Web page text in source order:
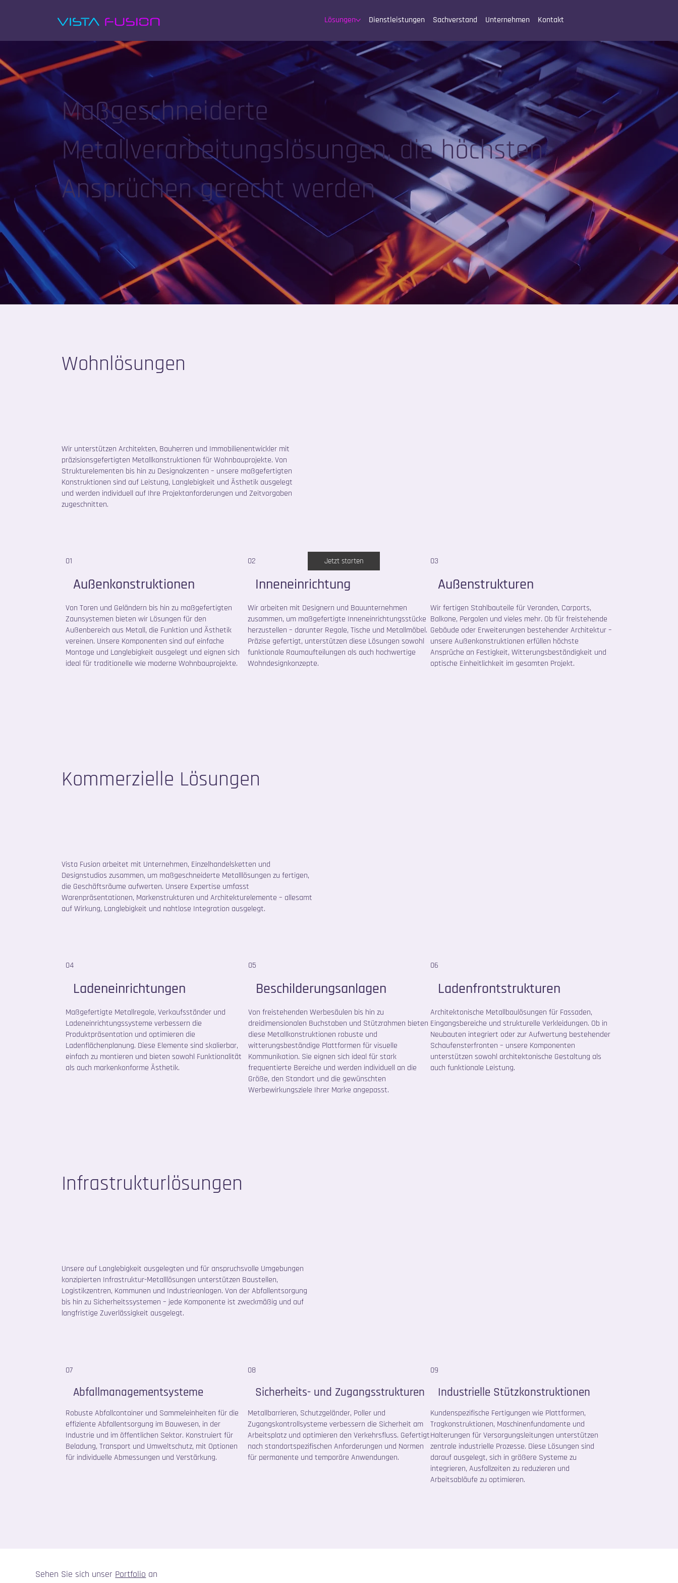
Lösungen Dienstleistungen Sachverstand Unternehmen Kontakt
Maßgeschneiderte
Metallverarbeitungslösungen, die höchsten
Ansprüchen gerecht werden
Infrastrukturlösungen
Unsere auf Langlebigkeit ausgelegten und für anspruchsvolle Umgebungen
konzipierten Infrastruktur-Metalllösungen unterstützen Baustellen,
Logistikzentren, Kommunen und Industrieanlagen. Von der Abfallentsorgung
bis hin zu Sicherheitssystemen – jede Komponente ist zweckmäßig und auf
langfristige Zuverlässigkeit ausgelegt.
07
Abfallmanagementsysteme
Robuste Abfallcontainer und Sammeleinheiten für die
effiziente Abfallentsorgung im Bauwesen, in der
Industrie und im öffentlichen Sektor. Konstruiert für
Beladung, Transport und Umweltschutz, mit Optionen
für individuelle Abmessungen und Verstärkung.
08
Sicherheits- und Zugangsstrukturen
Metallbarrieren, Schutzgeländer, Poller und
Zugangskontrollsysteme verbessern die Sicherheit am
Arbeitsplatz und optimieren den Verkehrsfluss. Gefertigt
nach standortspezifischen Anforderungen und Normen
für permanente und temporäre Anwendungen.
09
Industrielle Stützkonstruktionen
Kundenspezifische Fertigungen wie Plattformen,
Tragkonstruktionen, Maschinenfundamente und
Halterungen für Versorgungsleitungen unterstützen
zentrale industrielle Prozesse. Diese Lösungen sind
darauf ausgelegt, sich in größere Systeme zu
integrieren, Ausfallzeiten zu reduzieren und
Arbeitsabläufe zu optimieren.
Kommerzielle Lösungen
Vista Fusion arbeitet mit Unternehmen, Einzelhandelsketten und
Designstudios zusammen, um maßgeschneiderte Metalllösungen zu fertigen,
die Geschäftsräume aufwerten. Unsere Expertise umfasst
Warenpräsentationen, Markenstrukturen und Architekturelemente – allesamt
auf Wirkung, Langlebigkeit und nahtlose Integration ausgelegt.
04
Ladeneinrichtungen
Maßgefertigte Metallregale, Verkaufsständer und
Ladeneinrichtungssysteme verbessern die
Produktpräsentation und optimieren die
Ladenflächenplanung. Diese Elemente sind skalierbar,
einfach zu montieren und bieten sowohl Funktionalität
als auch markenkonforme Ästhetik.
05
Beschilderungsanlagen
Von freistehenden Werbesäulen bis hin zu
dreidimensionalen Buchstaben und Stützrahmen bieten
diese Metallkonstruktionen robuste und
witterungsbeständige Plattformen für visuelle
Kommunikation. Sie eignen sich ideal für stark
frequentierte Bereiche und werden individuell an die
Größe, den Standort und die gewünschten
Werbewirkungsziele Ihrer Marke angepasst.
06
Ladenfrontstrukturen
Architektonische Metallbaulösungen für Fassaden,
Eingangsbereiche und strukturelle Verkleidungen. Ob in
Neubauten integriert oder zur Aufwertung bestehender
Schaufensterfronten – unsere Komponenten
unterstützen sowohl architektonische Gestaltung als
auch funktionale Leistung.
Wohnlösungen
Wir unterstützen Architekten, Bauherren und Immobilienentwickler mit
präzisionsgefertigten Metallkonstruktionen für Wohnbauprojekte. Von
Strukturelementen bis hin zu Designakzenten – unsere maßgefertigten
Konstruktionen sind auf Leistung, Langlebigkeit und Ästhetik ausgelegt
und werden individuell auf Ihre Projektanforderungen und Zeitvorgaben
zugeschnitten.
01
Außenkonstruktionen
Von Toren und Geländern bis hin zu maßgefertigten
Zaunsystemen bieten wir Lösungen für den
Außenbereich aus Metall, die Funktion und Ästhetik
vereinen. Unsere Komponenten sind auf einfache
Montage und Langlebigkeit ausgelegt und eignen sich
ideal für traditionelle wie moderne Wohnbauprojekte.
02
Inneneinrichtung
Wir arbeiten mit Designern und Bauunternehmen
zusammen, um maßgefertigte Inneneinrichtungsstücke
herzustellen – darunter Regale, Tische und Metallmöbel.
Präzise gefertigt, unterstützen diese Lösungen sowohl
funktionale Raumaufteilungen als auch hochwertige
Wohndesignkonzepte.
03
Außenstrukturen
Wir fertigen Stahlbauteile für Veranden, Carports,
Balkone, Pergolen und vieles mehr. Ob für freistehende
Gebäude oder Erweiterungen bestehender Architektur –
unsere Außenkonstruktionen erfüllen höchste
Ansprüche an Festigkeit, Witterungsbeständigkeit und
optische Einheitlichkeit im gesamten Projekt.
Jetzt starten
Sehen Sie sich unser Portfolio an